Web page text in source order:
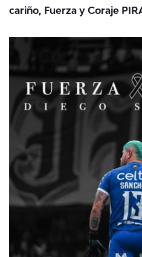
cariño, Fuerza y Coraje